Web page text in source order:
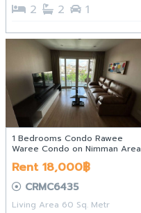
2 2 1
1 Bedrooms Condo Rawee
Waree Condo on Nimman Area
Rent 18,000฿
CRMC6435
Living Area 60 Sq. Metr